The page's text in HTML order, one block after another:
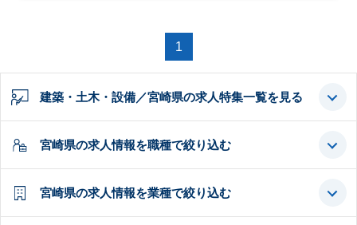
1
建築・土木・設備／宮崎県の求人特集一覧を見る
宮崎県の求人情報を職種で絞り込む
宮崎県の求人情報を業種で絞り込む